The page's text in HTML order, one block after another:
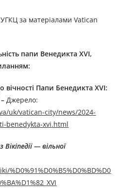
за матеріалами Vatican
папи Венедикта XVI,
вічності Папи Бенедикта XVI:
–Джерелo:
uk/vatican-city/news/2024-
benedykta-xvi.html
— вільної
%D0%91%D0%B5%D0%BD%D0